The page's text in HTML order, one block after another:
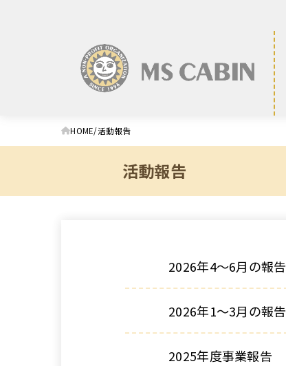
HOME 活動報告
活動報告
2026年4～6月の報告
2026年1～3月の報告
2025年度事業報告